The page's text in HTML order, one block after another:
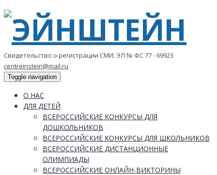
Свидетельство о регистрации СМИ: ЭЛ № ФС 77 - 69923
centreinstein@mail.ru
Toggle navigation
О НАС
ДЛЯ ДЕТЕЙ
ВСЕРОССИЙСКИЕ КОНКУРСЫ ДЛЯ
ДОШКОЛЬНИКОВ
ВСЕРОССИЙСКИЕ КОНКУРСЫ ДЛЯ ШКОЛЬНИКОВ
ВСЕРОССИЙСКИЕ ДИСТАНЦИОННЫЕ
ОЛИМПИАДЫ
ВСЕРОССИЙСКИЕ ОНЛАЙН-ВИКТОРИНЫ